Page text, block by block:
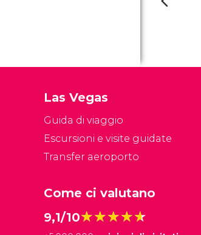
Las Vegas
Guida di viaggio
Escursioni e visite guidate
Transfer aeroporto
Come ci valutano
9,1/10★★★★★
★★★★★